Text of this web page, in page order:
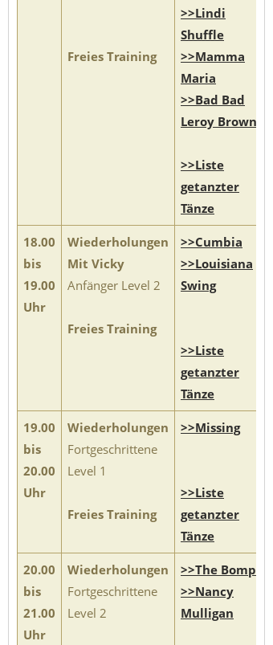
Freies Training
>>Lindi
Shuffle
>>Mamma
Maria
>>Bad Bad
Leroy Brown
>>Liste
getanzter
Tänze
18.00
bis
19.00
Uhr
Wiederholungen
Mit Vicky
Anfänger Level 2
Freies Training
>>Cumbia
>>Louisiana
Swing
>>Liste
getanzter
Tänze
19.00
bis
20.00
Uhr
Wiederholungen
Fortgeschrittene
Level 1
Freies Training
>>Missing
>>Liste
getanzter
Tänze
20.00
bis
21.00
Uhr
Wiederholungen
Fortgeschrittene
Level 2
>>The Bomp
>>Nancy
Mulligan